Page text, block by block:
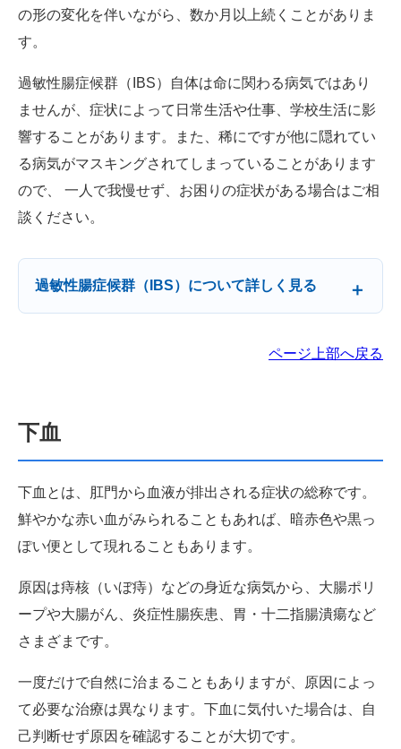
の形の変化を伴いながら、数か月以上続くことがありま
す。
過敏性腸症候群（IBS）自体は命に関わる病気ではあり
ませんが、症状によって日常生活や仕事、学校生活に影
響することがあります。また、稀にですが他に隠れてい
る病気がマスキングされてしまっていることがあります
ので、 一人で我慢せず、お困りの症状がある場合はご相
談ください。
過敏性腸症候群（IBS）について詳しく見る
ページ上部へ戻る
下血
下血とは、肛門から血液が排出される症状の総称です。
鮮やかな赤い血がみられることもあれば、暗赤色や黒っ
ぽい便として現れることもあります。
原因は痔核（いぼ痔）などの身近な病気から、大腸ポリ
ープや大腸がん、炎症性腸疾患、胃・十二指腸潰瘍など
さまざまです。
一度だけで自然に治まることもありますが、原因によっ
て必要な治療は異なります。下血に気付いた場合は、自
己判断せず原因を確認することが大切です。